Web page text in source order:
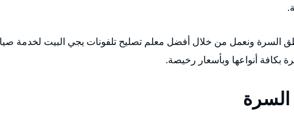
السرة ونعمل من خلال أفضل معلم تصليح تلفونات يجي البيت لخدمة
بكافة أنواعها وبأسعار رخيصة.
السرة